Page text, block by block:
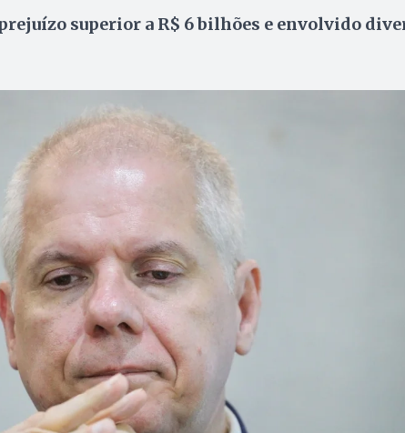
superior a R$ 6 bilhões e envolvido